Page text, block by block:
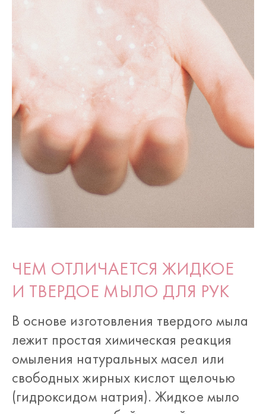
ЧЕМ ОТЛИЧАЕТСЯ ЖИДКОЕ
И ТВЕРДОЕ МЫЛО ДЛЯ РУК
В основе изготовления твердого мыла
лежит простая химическая реакция
омыления натуральных масел или
свободных жирных кислот щелочью
(гидроксидом натрия). Жидкое мыло